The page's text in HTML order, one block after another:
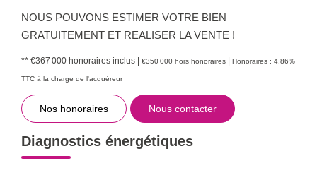
NOUS POUVONS ESTIMER VOTRE BIEN
GRATUITEMENT ET REALISER LA VENTE !
** €367 000 honoraires inclus | €350 000 hors honoraires | Honoraires : 4.86%
TTC à la charge de l'acquéreur
Nos honoraires Nous contacter
Diagnostics énergétiques